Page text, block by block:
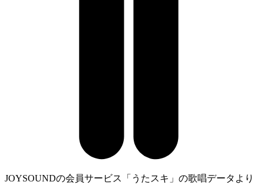
JOYSOUNDの会員サービス「うたスキ」の歌唱データより